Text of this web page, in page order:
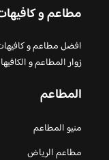
مطاعم و
افضل مطاعم و
زوار المطاعم و
المطاعم
منيو المطاعم
مطاعم الرياض